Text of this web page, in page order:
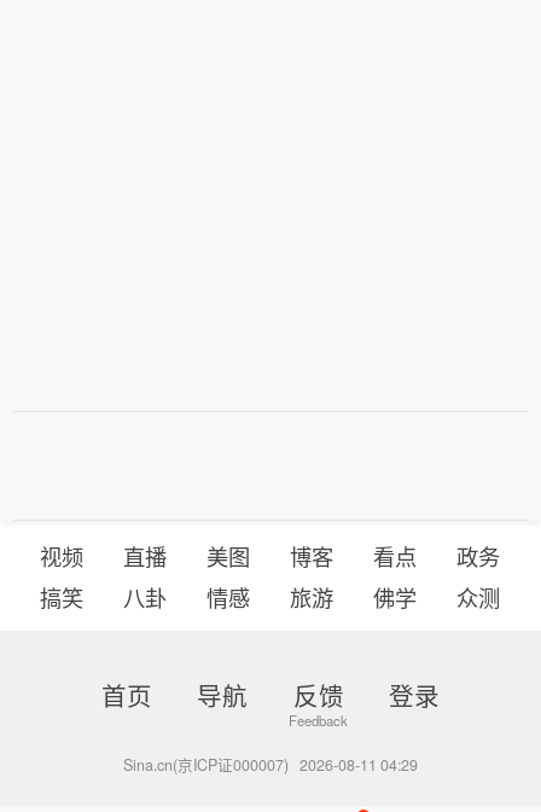
视频 直播 美图 博客 看点
政务
搞笑
八卦 情感 旅游 佛学 众测
首页 导航 反馈 登录
Sina.cn(京ICP证000007) 2026-08-11 04:29